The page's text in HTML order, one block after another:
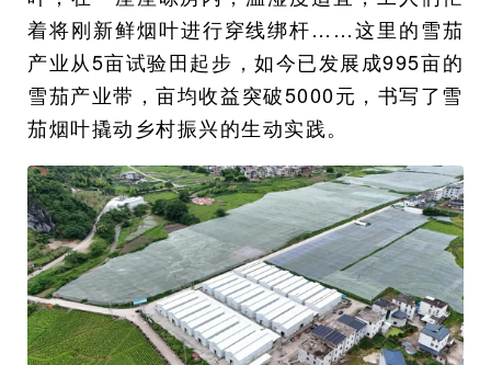
着将刚新鲜烟叶进行穿线绑杆……这里的雪茄
产业从5亩试验田起步，如今已发展成995亩的
雪茄产业带，亩均收益突破5000元，书写了雪
茄烟叶撬动乡村振兴的生动实践。